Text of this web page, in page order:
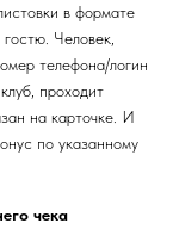
в формате
Человек,
телефона/логин
проходит
на карточке. И
по указанному
чека